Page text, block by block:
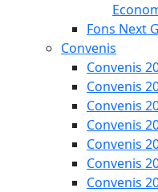
Fons Next
Convenis
Convenis
Convenis
Convenis
Convenis
Convenis
Convenis
Convenis